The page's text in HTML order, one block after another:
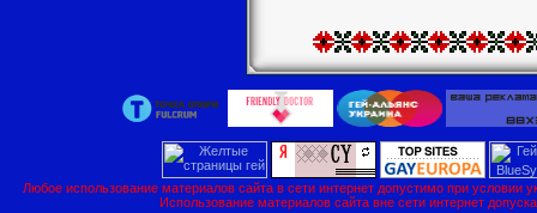
Любое использование материалов сайта в сети интернет допустимо при условии
Использование материалов сайта вне сети интернет